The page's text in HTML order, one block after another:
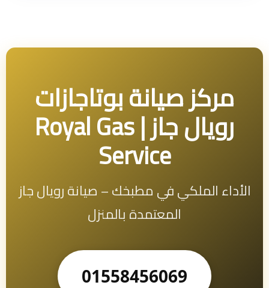
مركز صيانة بوتاجازات
رويال جاز | Royal Gas
Service
الأداء الملكي في مطبخك – صيانة رويال جاز
المعتمدة بالمنزل
01558456069